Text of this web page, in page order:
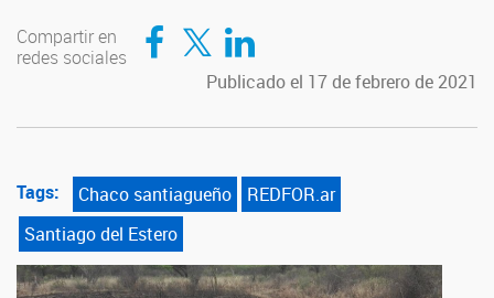
Compartir en
redes sociales
Compartir en Facebook Compartir en Twitter Compartir en LinkedIn
Publicado el 17 de febrero de 2021
Tags: Chaco santiagueño
REDFOR.ar
Santiago del Estero